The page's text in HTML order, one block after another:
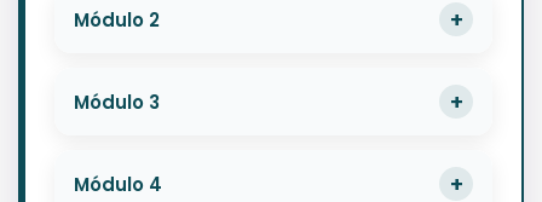
Módulo 2
Módulo 3
Módulo 4